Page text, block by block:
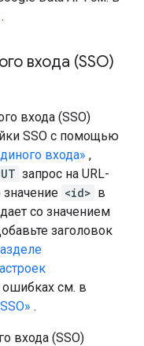
.
входа (SSO)
входа (SSO)
SSO с помощью
входа» ,
запрос на URL-
значение <id> в
со значением
заголовок
см. в
.
входа (SSO)